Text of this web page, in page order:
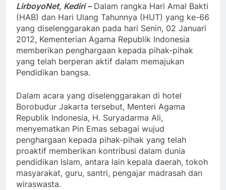
LirboyoNet, Kediri –Dalam rangka Hari Amal Bakti
(HAB) dan Hari Ulang Tahunnya (HUT) yang ke-66
yang diselenggarakan pada hari Senin, 02 Januari
2012, Kementerian Agama Republik Indonesia
memberikan penghargaan kepada pihak-pihak
yang telah berperan aktif dalam memajukan
Pendidikan bangsa.
Dalam acara yang diselenggarakan di hotel
Borobudur Jakarta tersebut, Menteri Agama
Republik Indonesia, H. Suryadarma Ali,
menyematkan Pin Emas sebagai wujud
penghargaan kepada pihak-pihak yang telah
proaktif memberikan kontribusi dalam dunia
pendidikan Islam, antara lain kepala daerah, tokoh
masyarakat, guru, santri, pengajar madrasah dan
wiraswasta.